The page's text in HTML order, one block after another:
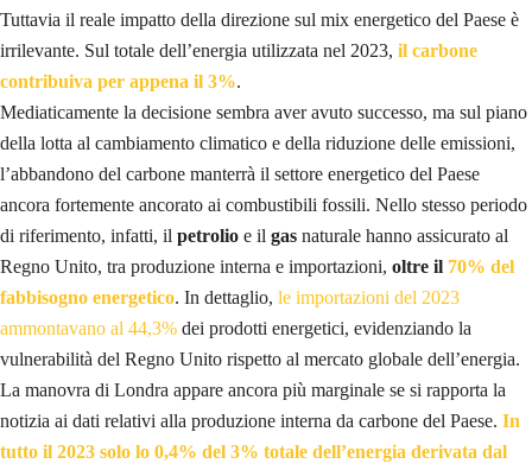
Tuttavia il reale impatto della direzione sul mix energetico del Paese è
irrilevante. Sul totale dell’energia utilizzata nel 2023, il carbone
contribuiva per appena il 3%.
Mediaticamente la decisione sembra aver avuto successo, ma sul piano
della lotta al cambiamento climatico e della riduzione delle emissioni,
l’abbandono del carbone manterrà il settore energetico del Paese
ancora fortemente ancorato ai combustibili fossili. Nello stesso periodo
di riferimento, infatti, il petrolio e il gas naturale hanno assicurato al
Regno Unito, tra produzione interna e importazioni, oltre il 70% del
fabbisogno energetico. In dettaglio, le importazioni del 2023
ammontavano al 44,3% dei prodotti energetici, evidenziando la
vulnerabilità del Regno Unito rispetto al mercato globale dell’energia.
La manovra di Londra appare ancora più marginale se si rapporta la
notizia ai dati relativi alla produzione interna da carbone del Paese. In
tutto il 2023 solo lo 0,4% del 3% totale dell’energia derivata dal